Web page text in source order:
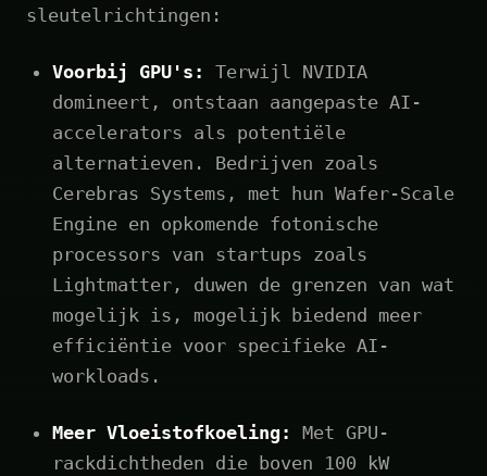
sleutelrichtingen:
Voorbij GPU's:
Terwijl NVIDIA
domineert, ontstaan aangepaste AI-
accelerators als potentiële
alternatieven. Bedrijven zoals
Cerebras Systems, met hun Wafer-Scale
Engine en opkomende fotonische
processors van startups zoals
Lightmatter, duwen de grenzen van wat
mogelijk is, mogelijk biedend meer
efficiëntie voor specifieke AI-
workloads.
Meer Vloeistofkoeling:
Met GPU-
rackdichtheden die boven 100 kW